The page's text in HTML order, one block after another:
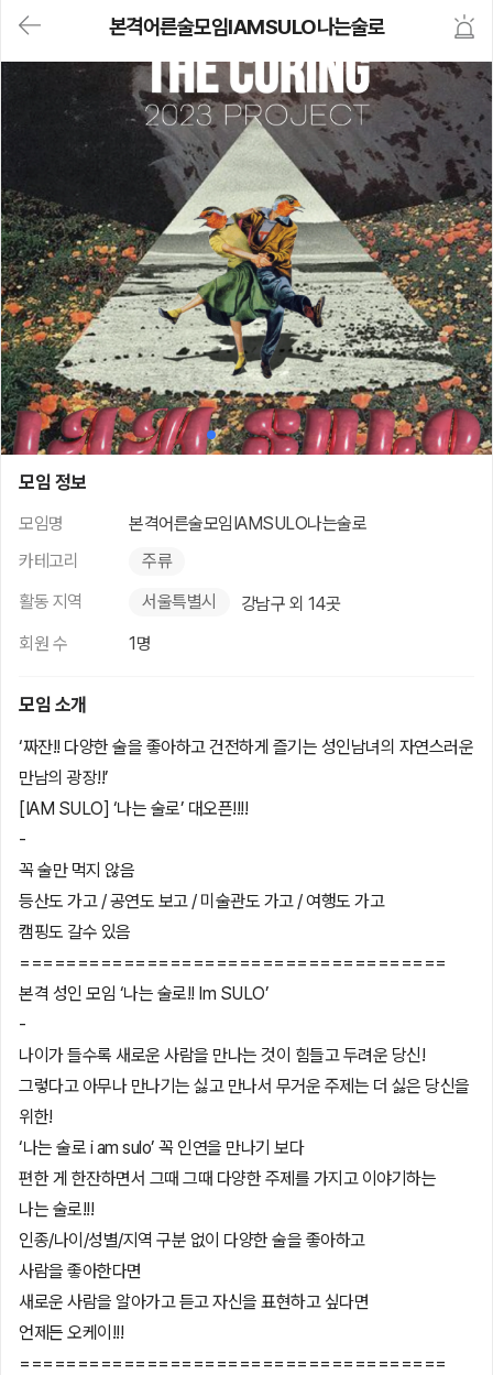
가
인,
모
게
시
판,
내
모
임,
M
Y)
본
문
바
로
가
기
본격어른술모임IAMSULO나는술로
모임 정보
모임명
본격어른술모임IAMSULO나는술로
카테고리
주류
활동 지역
서울특별시
강남구 외 14곳
회원 수
1명
모임 소개
‘짜잔!! 다양한 술을 좋아하고 건전하게 즐기는 성인남녀의 자연스러운
만남의 광장!!’
[IAM SULO] ‘나는 술로’ 대오픈!!!!
-
꼭 술만 먹지 않음
등산도 가고 / 공연도 보고 / 미술관도 가고 / 여행도 가고
캠핑도 갈수 있음
=====================================
본격 성인 모임 ‘나는 술로!! Im SULO’
-
나이가 들수록 새로운 사람을 만나는 것이 힘들고 두려운 당신!
그렇다고 아무나 만나기는 싫고 만나서 무거운 주제는 더 싫은 당신을
위한!
‘나는 술로 i am sulo’ 꼭 인연을 만나기 보다
편한 게 한잔하면서 그때 그때 다양한 주제를 가지고 이야기하는
나는 술로!!!
인종/나이/성별/지역 구분 없이 다양한 술을 좋아하고
사람을 좋아한다면
새로운 사람을 알아가고 듣고 자신을 표현하고 싶다면
언제든 오케이!!!
=====================================